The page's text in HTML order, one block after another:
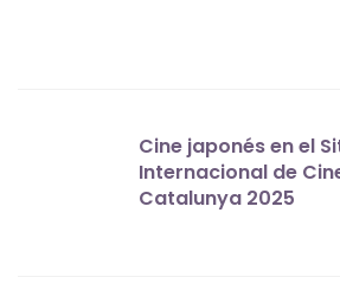
Cine japonés en el
Internacional de
Catalunya 2025